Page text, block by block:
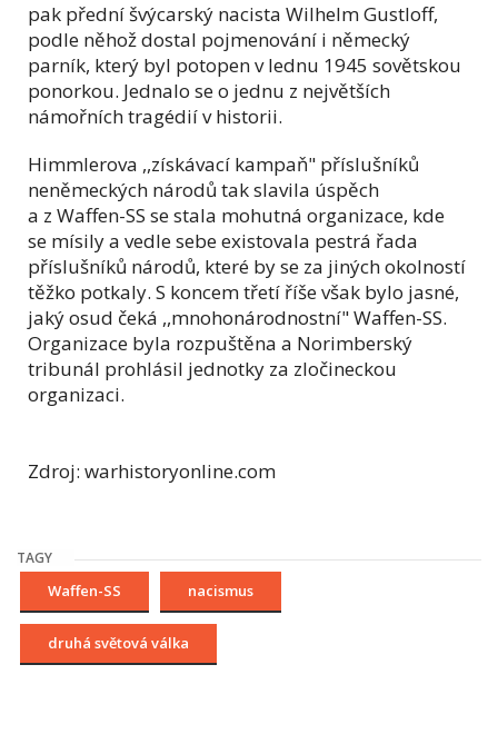
pak přední švýcarský nacista Wilhelm Gustloff,
podle něhož dostal pojmenování i německý
parník, který byl potopen v lednu 1945 sovětskou
ponorkou. Jednalo se o jednu z největších
námořních tragédií v historii.
Himmlerova ,,získávací kampaň" příslušníků
neněmeckých národů tak slavila úspěch
a z Waffen-SS se stala mohutná organizace, kde
se mísily a vedle sebe existovala pestrá řada
příslušníků národů, které by se za jiných okolností
těžko potkaly. S koncem třetí říše však bylo jasné,
jaký osud čeká ,,mnohonárodnostní" Waffen-SS.
Organizace byla rozpuštěna a Norimberský
tribunál prohlásil jednotky za zločineckou
organizaci.
Zdroj: warhistoryonline.com
TAGY
Waffen-SS nacismus
druhá světová válka